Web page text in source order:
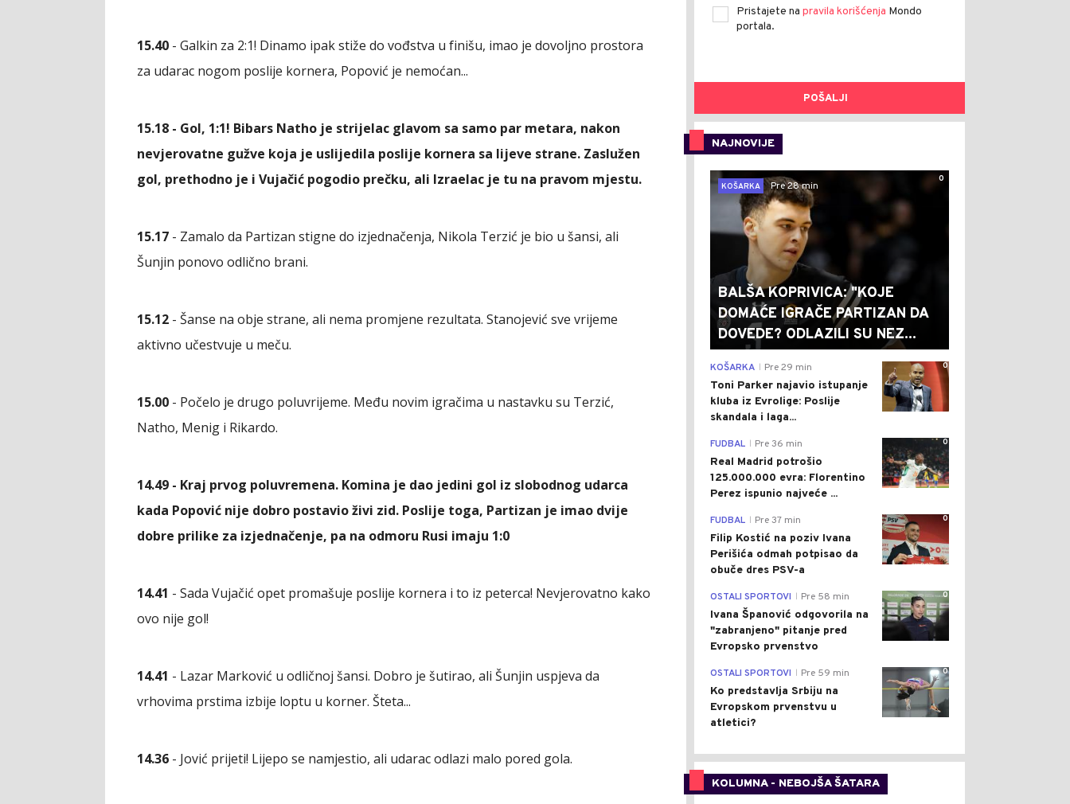
15.40 - Galkin za 2:1! Dinamo ipak stiže do vođstva u finišu, imao je dovoljno prostora
za udarac nogom poslije kornera, Popović je nemoćan...
15.18 - Gol, 1:1! Bibars Natho je strijelac glavom sa samo par metara, nakon
nevjerovatne gužve koja je uslijedila poslije kornera sa lijeve strane. Zaslužen
gol, prethodno je i Vujačić pogodio prečku, ali Izraelac je tu na pravom mjestu.
15.17 - Zamalo da Partizan stigne do izjednačenja, Nikola Terzić je bio u šansi, ali
Šunjin ponovo odlično brani.
15.12 - Šanse na obje strane, ali nema promjene rezultata. Stanojević sve vrijeme
aktivno učestvuje u meču.
15.00 - Počelo je drugo poluvrijeme. Među novim igračima u nastavku su Terzić,
Natho, Menig i Rikardo.
14.49 - Kraj prvog poluvremena. Komina je dao jedini gol iz slobodnog udarca
kada Popović nije dobro postavio živi zid. Poslije toga, Partizan je imao dvije
dobre prilike za izjednačenje, pa na odmoru Rusi imaju 1:0
14.41 - Sada Vujačić opet promašuje poslije kornera i to iz peterca! Nevjerovatno kako
ovo nije gol!
14.41 - Lazar Marković u odličnoj šansi. Dobro je šutirao, ali Šunjin uspjeva da
vrhovima prstima izbije loptu u korner. Šteta...
14.36 - Jović prijeti! Lijepo se namjestio, ali udarac odlazi malo pored gola.
Pristajete na pravila korišćenja Mondo
portala.
POŠALJI
NAJNOVIJE
0
KOŠARKA
Pre 28 min
BALŠA KOPRIVICA: "KOJE
DOMAĆE IGRAČE PARTIZAN DA
DOVEDE? ODLAZILI SU NEZ...
0
KOŠARKA Pre 29 min
Toni Parker najavio istupanje
kluba iz Evrolige: Poslije
skandala i laga...
0
FUDBAL Pre 36 min
Real Madrid potrošio
125.000.000 evra: Florentino
Perez ispunio najveće ...
0
FUDBAL Pre 37 min
Filip Kostić na poziv Ivana
Perišića odmah potpisao da
obuče dres PSV-a
0
OSTALI SPORTOVI Pre 58 min
Ivana Španović odgovorila na
"zabranjeno" pitanje pred
Evropsko prvenstvo
0
OSTALI SPORTOVI Pre 59 min
Ko predstavlja Srbiju na
Evropskom prvenstvu u
atletici?
KOLUMNA - NEBOJŠA ŠATARA